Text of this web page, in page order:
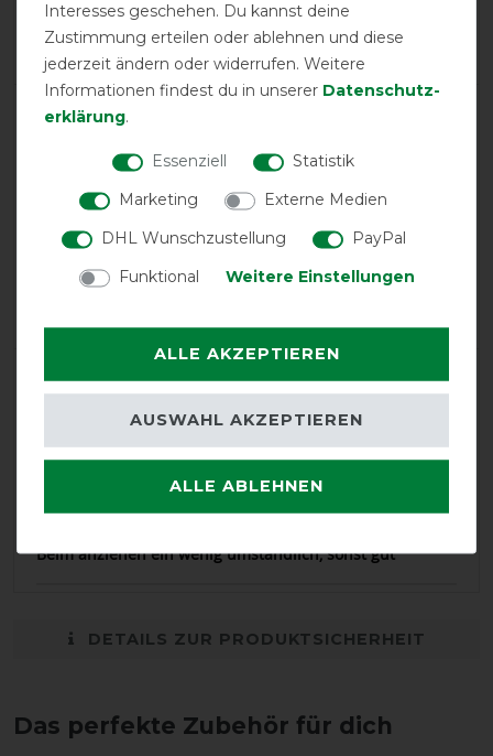
Product Rating
4/5
calculated from 2 customer reviews
Positive
100%
Neutral
0%
LATEST REVIEWS
18.02.2024
Trotz richtiger Größeneinschätzung etwas zu klein,
daher etwas mühsam den Sack anzulegen
Beim anziehen ein wenig umständlich, sonst gut
DETAILS ZUR PRODUKTSICHERHEIT
Das perfekte Zubehör für dich
Interesses geschehen. Du kannst deine
Zustimmung erteilen oder ablehnen und diese
jederzeit ändern oder widerrufen. Weitere
Informationen findest du in unserer Daten­schutz­
erklärung.
Essenziell
Statistik
Marketing
Externe Medien
DHL Wunschzustellung
PayPal
Funktional
Weitere Einstellungen
ALLE AKZEPTIEREN
ALLE ABLEHNEN
AUSWAHL AKZEPTIEREN